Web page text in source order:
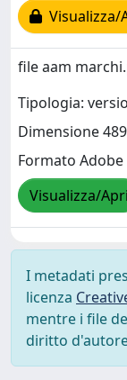
Visualizza/
file aam
Tipologia:
Dimensione
Formato Adobe
Visualizza/Apri
I metadati
licenza
mentre i file
diritto